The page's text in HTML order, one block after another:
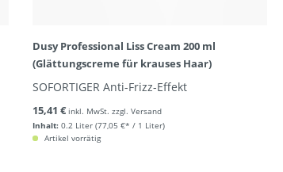
Dusy Professional Liss Cream 200 ml
(Glättungscreme für krauses Haar)
SOFORTIGER Anti-Frizz-Effekt
Inhalt: 0.2 Liter (77,05 €* / 1 Liter)
15,41 € inkl. MwSt. zzgl. Versand
Artikel vorrätig